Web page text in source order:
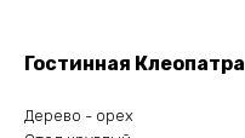
Гостинная Клеопатра
Дерево - орех